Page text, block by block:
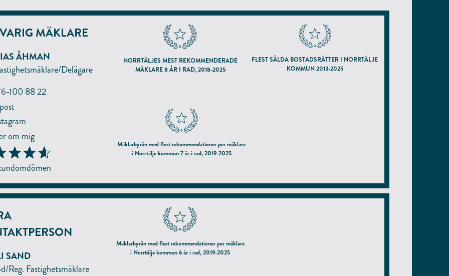
ÖVRIGT INFORMATION
MÄKLARE
ÅHMAN
Delägare
100 88 22
om mig
NORRTÄLJES MEST REKOMMENDERADE
MÄKLARE 8 ÅR I RAD, 2018-2025
FLEST SÅLDA BOSTADSRÄTTER I NORRTÄLJE
KOMMUN 2013-2025
Mäklarbyrån med flest rekommendationer per mäklare
i Norrtälje kommun 7 år i rad, 2019-2025
SAND
Reg. Fastighetsmäklare
Mäklarbyrån med flest rekommendationer per mäklare
i Norrtälje kommun 6 år i rad, 2019-2025